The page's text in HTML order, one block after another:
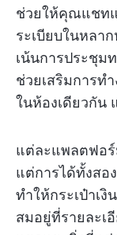
ช่วยให้คุณแชท
ระเบียบในหลา
เน้นการประชุม
ช่วยเสริมการท
ในห้องเดียวกัน
แต่ละแพลตฟอร์
แต่การได้ทั้งส
ทำให้กระเป๋าเ
สมอยู่ที่รายละเ